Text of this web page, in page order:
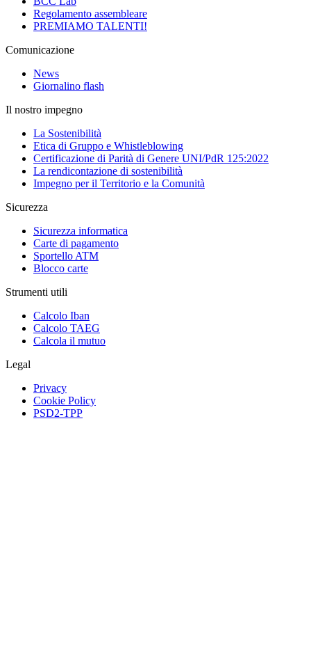
Regolamento assembleare
PREMIAMO TALENTI!
Comunicazione
News
Giornalino flash
Il nostro impegno
La Sostenibilità
Etica di Gruppo e Whistleblowing
Certificazione di Parità di Genere UNI/PdR 125:2022
La rendicontazione di sostenibilità
Impegno per il Territorio e la Comunità
Sicurezza
Sicurezza informatica
Carte di pagamento
Sportello ATM
Blocco carte
Strumenti utili
Calcolo Iban
Calcolo TAEG
Calcola il mutuo
Legal
Privacy
Cookie Policy
PSD2-TPP